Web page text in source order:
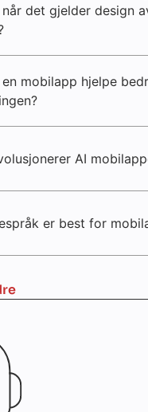
det gjelder design
mobilapp hjelpe
AI
er best for